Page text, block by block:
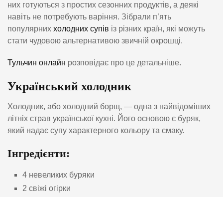
них готуються з простих сезонних продуктів, а деякі
навіть не потребують варіння. Зібрали п’ять
популярних холодних супів із різних країн, які можуть
стати чудовою альтернативою звичній окрошці.
Тульчин онлайн розповідає про це детальніше.
Український холодник
Холодник, або холодний борщ, — одна з найвідоміших
літніх страв української кухні. Його основою є буряк,
який надає супу характерного кольору та смаку.
Інгредієнти:
4 невеликих буряки
2 свіжі огірки